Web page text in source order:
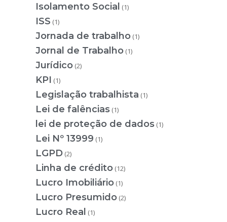
Isolamento Social (1)
ISS (1)
Jornada de trabalho (1)
Jornal de Trabalho (1)
Jurídico (2)
KPI (1)
Legislação trabalhista (1)
Lei de falências (1)
lei de proteção de dados (1)
Lei Nº 13999 (1)
LGPD (2)
Linha de crédito (12)
Lucro Imobiliário (1)
Lucro Presumido (2)
Lucro Real (1)